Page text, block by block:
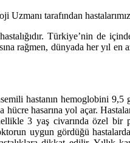
tarafından
Türkiye’nin de
rağmen, dünyada her yıl
hastanın hemoglobini 9,5
hasarına yol açar.
3 yaş civarında özel
uygun gördüğü